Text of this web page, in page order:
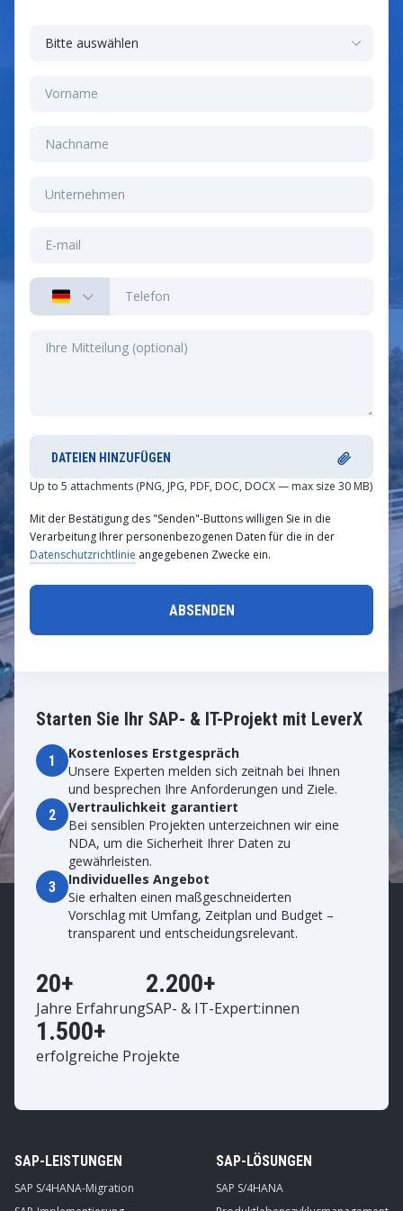
Starten Sie Ihr SAP- & IT-Projekt mit LeverX
1
Kostenloses Erstgespräch
Unsere Experten melden sich zeitnah bei Ihnen
und besprechen Ihre Anforderungen und Ziele.
2
Vertraulichkeit garantiert
Bei sensiblen Projekten unterzeichnen wir eine
NDA, um die Sicherheit Ihrer Daten zu
gewährleisten.
3
Individuelles Angebot
Sie erhalten einen maßgeschneiderten
Vorschlag mit Umfang, Zeitplan und Budget –
transparent und entscheidungsrelevant.
20+
Jahre Erfahrung
2.200+
SAP- & IT-Expert:innen
1.500+
erfolgreiche Projekte
DATEIEN HINZUFÜGEN
Up to 5 attachments (PNG, JPG, PDF, DOC, DOCX — max size 30 MB)
Mit der Bestätigung des "Senden"-Buttons willigen Sie in die
Verarbeitung Ihrer personenbezogenen Daten für die in der
Datenschutzrichtlinie angegebenen Zwecke ein.
SAP-LEISTUNGEN
SAP S/4HANA-Migration
SAP-LÖSUNGEN
SAP S/4HANA